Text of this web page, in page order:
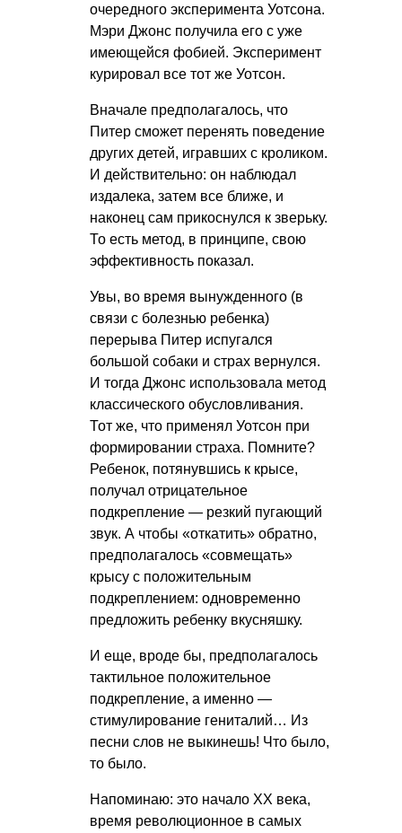
очередного эксперимента Уотсона.
Мэри Джонс получила его с уже
имеющейся фобией. Эксперимент
курировал все тот же Уотсон.
Вначале предполагалось, что
Питер сможет перенять поведение
других детей, игравших с кроликом.
И действительно: он наблюдал
издалека, затем все ближе, и
наконец сам прикоснулся к зверьку.
То есть метод, в принципе, свою
эффективность показал.
Увы, во время вынужденного (в
связи с болезнью ребенка)
перерыва Питер испугался
большой собаки и страх вернулся.
И тогда Джонс использовала метод
классического обусловливания.
Тот же, что применял Уотсон при
формировании страха. Помните?
Ребенок, потянувшись к крысе,
получал отрицательное
подкрепление — резкий пугающий
звук. А чтобы «откатить» обратно,
предполагалось «совмещать»
крысу с положительным
подкреплением: одновременно
предложить ребенку вкусняшку.
И еще, вроде бы, предполагалось
тактильное положительное
подкрепление, а именно —
стимулирование гениталий… Из
песни слов не выкинешь! Что было,
то было.
Напоминаю: это начало ХХ века,
время революционное в самых